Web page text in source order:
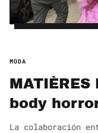
MODA
MATIÈRES
body
La colaboración